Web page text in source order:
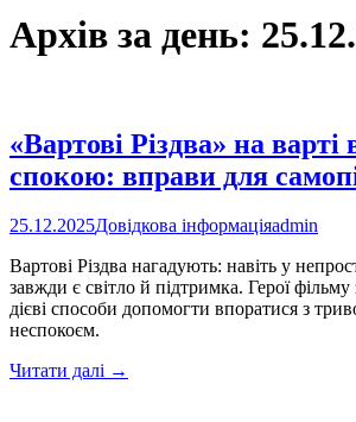
Архів за день:
«Вартові Різдва» на варті
спокою: вправи для
25.12.2025Довідкова інформаціяadmin
Вартові Різдва нагадують: навіть у
завжди є світло й підтримка. Герої фільму
дієві способи допомогти впоратися з
неспокоєм.
Читати далі «Вартові
→